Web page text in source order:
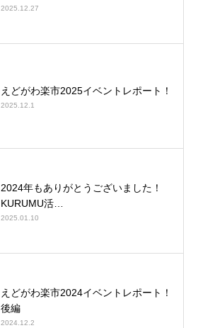
2025.12.27
えどがわ楽市2025イベントレポート！
2025.12.1
2024年もありがとうございました！
KURUMU活…
2025.01.10
えどがわ楽市2024イベントレポート！
後編
2024.12.2